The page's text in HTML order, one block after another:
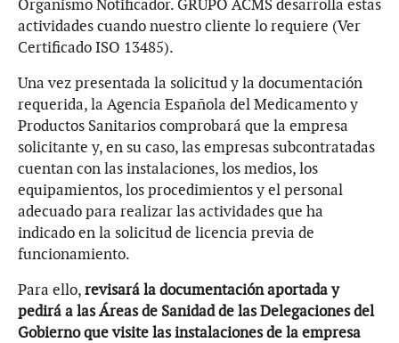
Organismo Notificador. GRUPO ACMS desarrolla estas
actividades cuando nuestro cliente lo requiere (Ver
Certificado ISO 13485).
Una vez presentada la solicitud y la documentación
requerida, la Agencia Española del Medicamento y
Productos Sanitarios comprobará que la empresa
solicitante y, en su caso, las empresas subcontratadas
cuentan con las instalaciones, los medios, los
equipamientos, los procedimientos y el personal
adecuado para realizar las actividades que ha
indicado en la solicitud de licencia previa de
funcionamiento.
Para ello,revisará la documentación aportada y
pedirá a las Áreas de Sanidad de las Delegaciones del
Gobierno que visite las instalaciones de la empresa